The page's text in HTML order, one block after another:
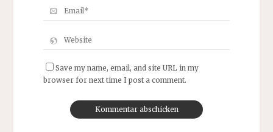
Save my name, email, and site URL in my
browser for next time I post a comment.